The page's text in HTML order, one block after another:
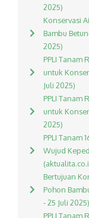
2025)
Konservasi
Bambu
2025)
PPLI Tanam
untuk
Juli 2025)
PPLI Tanam
untuk
2025)
PPLI Tanam
Wujud
Bertujuan
Pohon
- 25 Juli 2025)
PPLI Tanam